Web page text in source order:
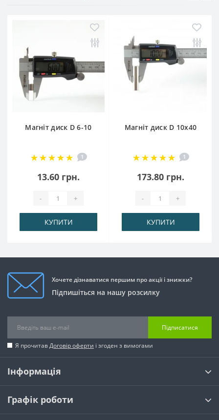
Магніт диск D 6-10
1
13.60 грн.
- +
КУПИТИ
Магніт диск D 10х40
1
173.80 грн.
- +
КУПИТИ
Хочете дізнаватися першим про акції і знижки?
Підпишіться на нашу розсилку
Підписатися
Я прочитавДоговір оферти і згоден з вимогами
Інформація
Графік роботи